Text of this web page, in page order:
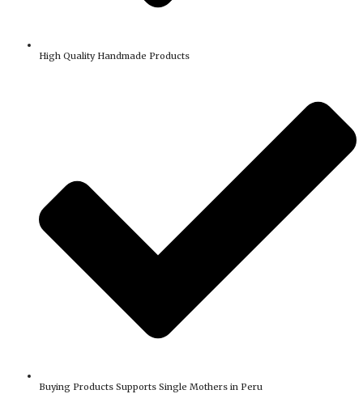
High Quality Handmade Products
Buying Products Supports Single Mothers in Peru